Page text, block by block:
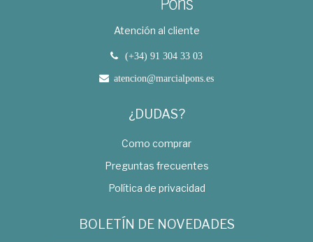
Atención al cliente
(+34) 91 304 33 03
atencion@marcialpons.es
¿DUDAS?
Como comprar
Preguntas frecuentes
Política de privacidad
BOLETÍN DE NOVEDADES